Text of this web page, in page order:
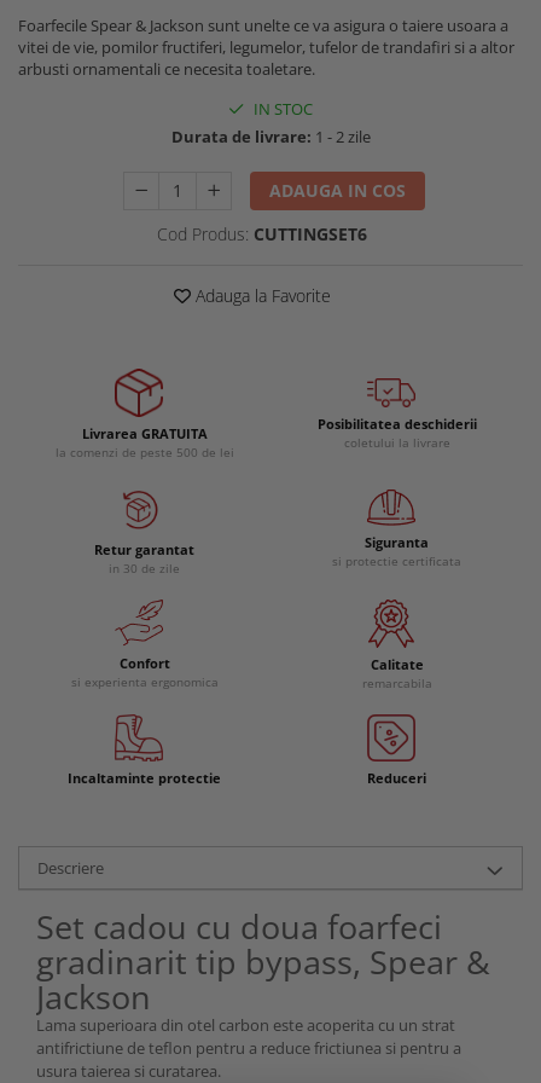
Buzunare externe
Echipamente specializate
Echipamente trimeri ongloane
Casti si antifoane protectie
Menghine si prese
Foarfecile Spear & Jackson sunt unelte ce va asigura o taiere usoara a
vitei de vie, pomilor fructiferi, legumelor, tufelor de trandafiri si a altor
arbusti ornamentali ce necesita toaletare.
IN STOC
Durata de livrare: 1 - 2 zile
ADAUGA IN COS
Cod Produs: CUTTINGSET6
Adauga la Favorite
Livrarea GRATUITA
la comenzi de peste 500 de lei
Posibilitatea deschiderii
coletului la livrare
Retur garantat
in 30 de zile
Siguranta
si protectie certificata
Confort
si experienta ergonomica
Calitate
remarcabila
Incaltaminte protectie Reduceri
Descriere
Set cadou cu doua foarfeci
gradinarit tip bypass, Spear &
Jackson
Lama superioara din otel carbon este acoperita cu un strat
antifrictiune de teflon pentru a reduce frictiunea si pentru a
usura taierea si curatarea.